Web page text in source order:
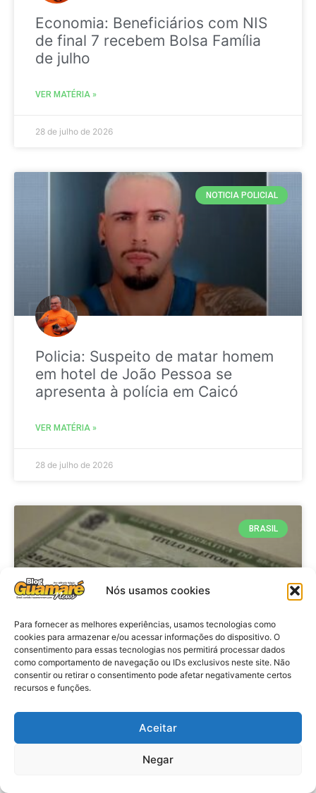
Nós usamos cookies
Para fornecer as melhores experiências, usamos tecnologias como
cookies para armazenar e/ou acessar informações do dispositivo. O
consentimento para essas tecnologias nos permitirá processar dados
como comportamento de navegação ou IDs exclusivos neste site. Não
consentir ou retirar o consentimento pode afetar negativamente certos
recursos e funções.
Aceitar
Negar
Economia: Beneficiários com NIS
de final 7 recebem Bolsa Família
de julho
VER MATÉRIA »
28 de julho de 2026
NOTICIA POLICIAL
Policia: Suspeito de matar homem
em hotel de João Pessoa se
apresenta à polícia em Caicó
VER MATÉRIA »
28 de julho de 2026
BRASIL
Brasil: Policia Federal investiga
antes das eleições